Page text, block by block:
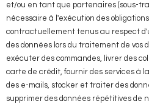
et/ou en tant que partenaires (sous-
nécessaire à l'exécution des
contractuellement tenus au respect
des données lors du traitement de vos
exécuter des commandes, livrer des
carte de crédit, fournir des services à
des e-mails, stocker et traiter des
supprimer des données répétitives de